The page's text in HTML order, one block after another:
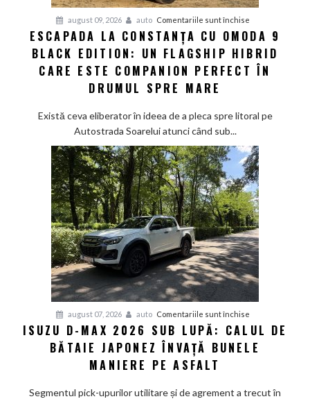
hatch
sustenabilitatea
viitorului
august 09, 2026 auto Comentariile sunt închise
Escapada
la
Constanța
Un
flagship
hibrid
care
este
companion
perfect
în
drumul
ESCAPADA LA CONSTANȚA CU OMODA 9
BLACK EDITION: UN FLAGSHIP HIBRID
CARE ESTE COMPANION PERFECT ÎN
DRUMUL SPRE MARE
Există ceva eliberator în ideea de a pleca spre litoral pe
Autostrada Soarelui atunci când sub...
august 07, 2026 auto Comentariile sunt închise
Isuzu
D-
sub
ISUZU D-MAX 2026 SUB LUPĂ: CALUL DE
BĂTAIE JAPONEZ ÎNVAȚĂ BUNELE
MANIERE PE ASFALT
Segmentul pick-upurilor utilitare și de agrement a trecut în